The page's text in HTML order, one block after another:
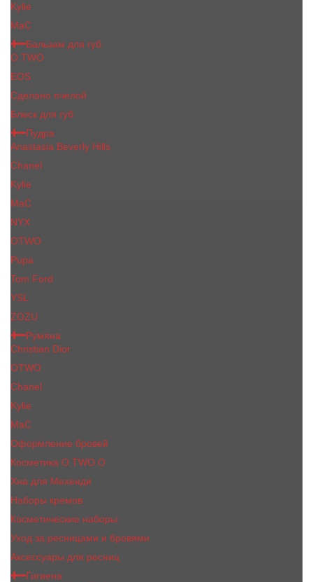
Kylie
МаС
Бальзам для губ
O.TWO
EOS
Сделано пчелой
Блеск для губ
Пудра
Anastasia Beverly Hills
Chanel
Kylie
MaC
NYX
OTWO
Pupa
Tom Ford
YSL
ZOZU
Румяна
Christian Dior
OTWO
Сhanеl
Kylie
MaC
Оформление бровей
Косметика O.TWO.O
Хна для Мехенди
Наборы кремов
Косметические наборы
Уход за ресницами и бровями
Аксессуары для ресниц
Гигиена